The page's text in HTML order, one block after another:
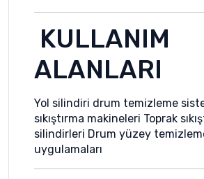
KULLANIM
ALANLARI
Yol silindiri drum temizleme
sıkıştırma makineleri Toprak
silindirleri Drum yüzey
uygulamaları